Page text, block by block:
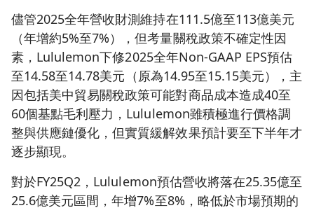
儘管2025全年營收財測維持在111.5億至113億美元
（年增約5%至7%），但考量關稅政策不確定性因
素，Lululemon下修2025全年Non-GAAP EPS預估
至14.58至14.78美元（原為14.95至15.15美元），主
因包括美中貿易關稅政策可能對商品成本造成40至
60個基點毛利壓力，Lululemon雖積極進行價格調
整與供應鏈優化，但實質緩解效果預計要至下半年才
逐步顯現。
對於FY25Q2，Lululemon預估營收將落在25.35億至
25.6億美元區間，年增7%至8%，略低於市場預期的